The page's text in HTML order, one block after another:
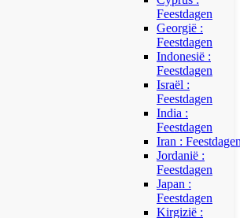
Feestdagen
Georgië :
Feestdagen
Indonesië :
Feestdagen
Israël :
Feestdagen
India :
Feestdagen
Iran :
Jordanië :
Feestdagen
Japan :
Feestdagen
Kirgizië :